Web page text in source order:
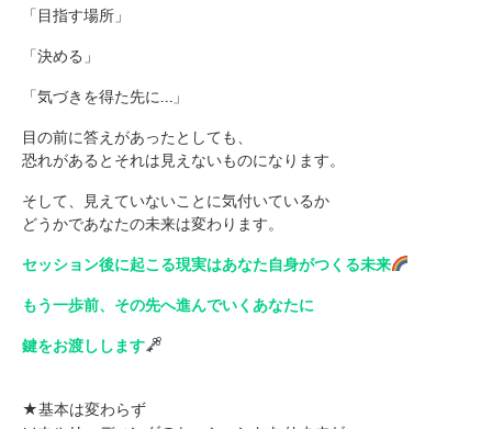
「目指す場所」
「決める」
「気づきを得た先に…」
目の前に答えがあったとしても、
恐れがあるとそれは見えないものになります。
そして、見えていないことに気付いているか
どうかであなたの未来は変わります。
セッション後に起こる現実はあなた自身がつくる未来
もう一歩前、その先へ進んでいくあなたに
鍵をお渡しします
★基本は変わらず